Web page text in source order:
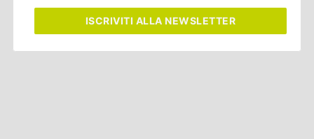
ISCRIVITI ALLA NEWSLETTER